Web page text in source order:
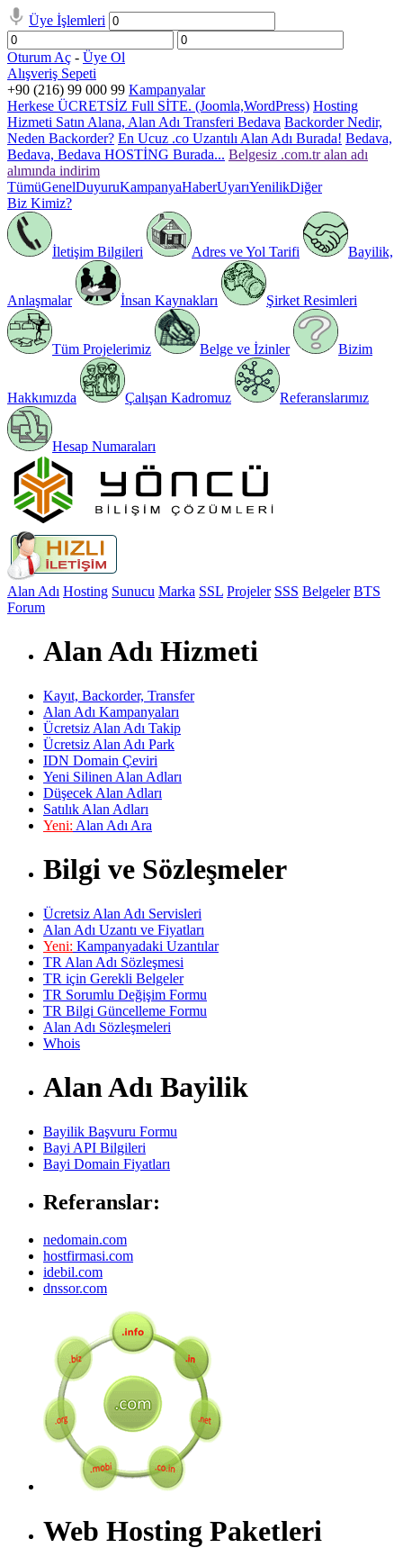
Üye İşlemleri
Oturum Aç - Üye Ol
Alışveriş Sepeti
+90 (216) 99 000 99 Kampanyalar
Herkese ÜCRETSİZ Full SİTE. (Joomla,WordPress) Hosting
Hizmeti Satın Alana, Alan Adı Transferi Bedava Backorder Nedir,
Neden Backorder? En Ucuz .co Uzantılı Alan Adı Burada! Bedava,
Bedava, Bedava HOSTİNG Burada... Belgesiz .com.tr alan adı
alımında indirim
TümüGenelDuyuruKampanyaHaberUyarıYenilikDiğer
Biz Kimiz?
İletişim Bilgileri Adres ve Yol Tarifi Bayilik,
Anlaşmalar İnsan Kaynakları Şirket Resimleri
Tüm Projelerimiz Belge ve İzinler Bizim
Hakkımızda Çalışan Kadromuz Referanslarımız
Hesap Numaraları
Alan Adı Hosting Sunucu Marka SSL Projeler SSS Belgeler BTS
Forum
Alan Adı Hizmeti
Kayıt, Backorder, Transfer
Alan Adı Kampanyaları
Ücretsiz Alan Adı Takip
Ücretsiz Alan Adı Park
IDN Domain Çeviri
Yeni Silinen Alan Adları
Düşecek Alan Adları
Satılık Alan Adları
Yeni: Alan Adı Ara
Bilgi ve Sözleşmeler
Ücretsiz Alan Adı Servisleri
Alan Adı Uzantı ve Fiyatları
Yeni: Kampanyadaki Uzantılar
TR Alan Adı Sözleşmesi
TR için Gerekli Belgeler
TR Sorumlu Değişim Formu
TR Bilgi Güncelleme Formu
Alan Adı Sözleşmeleri
Whois
Alan Adı Bayilik
Bayilik Başvuru Formu
Bayi API Bilgileri
Bayi Domain Fiyatları
Referanslar:
nedomain.com
hostfirmasi.com
idebil.com
dnssor.com
Web Hosting Paketleri